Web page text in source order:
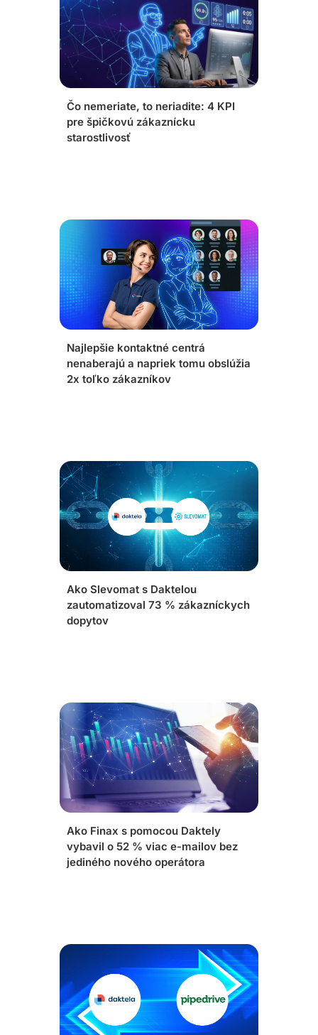
Čo nemeriate, to neriadite: 4 KPI
pre špičkovú zákaznícku
starostlivosť
Najlepšie kontaktné centrá
nenaberajú a napriek tomu obslúžia
2x toľko zákazníkov
Ako Slevomat s Daktelou
zautomatizoval 73 % zákazníckych
dopytov
Ako Finax s pomocou Daktely
vybavil o 52 % viac e-mailov bez
jediného nového operátora